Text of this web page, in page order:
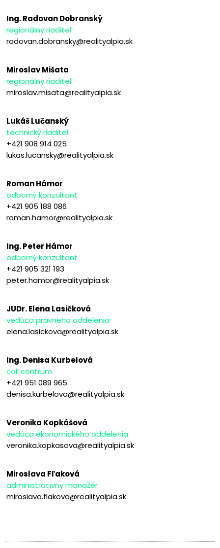
Ing. Radovan Dobranský
regionálny riaditeľ
radovan.dobransky@realityalpia.sk
Miroslav Mišata
regionálny riaditeľ
miroslav.misata@realityalpia.sk
Lukáš Lučanský
technický riaditeľ
+421 908 914 025
lukas.lucansky@realityalpia.sk
Roman Hámor
odborný konzultant
+421 905 188 086
roman.hamor@realityalpia.sk
Ing. Peter Hámor
odborný konzultant
+421 905 321 193
peter.hamor@realityalpia.sk
JUDr. Elena Lasičková
vedúca právneho oddelenia
elena.lasickova@realityalpia.sk
Ing. Denisa Kurbelová
call centrum
+421 951 089 965
denisa.kurbelova@realityalpia.sk
Veronika Kopkášová
vedúca ekonomického oddelenia
veronika.kopkasova@realityalpia.sk
Miroslava Fľaková
administratívny manažér
miroslava.flakova@realityalpia.sk